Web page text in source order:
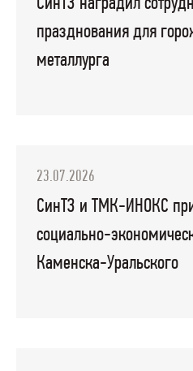
празднования для
металлурга
23.07.2026
СинТЗ и ТМК-ИНОКС
социально-
Каменска-Уральского